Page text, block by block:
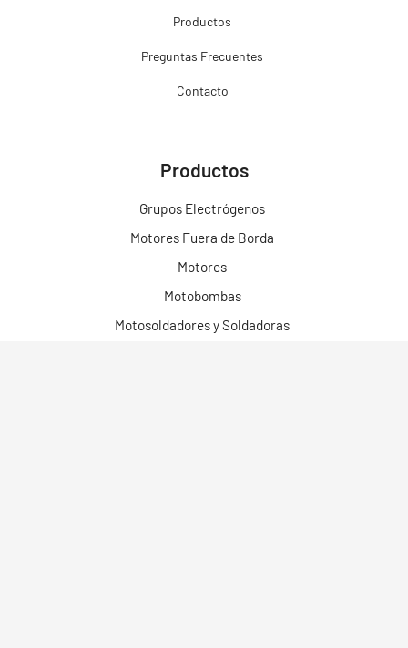
Productos
Preguntas Frecuentes
Contacto
Productos
Grupos Electrógenos
Motores Fuera de Borda
Motores
Motobombas
Motosoldadores y Soldadoras